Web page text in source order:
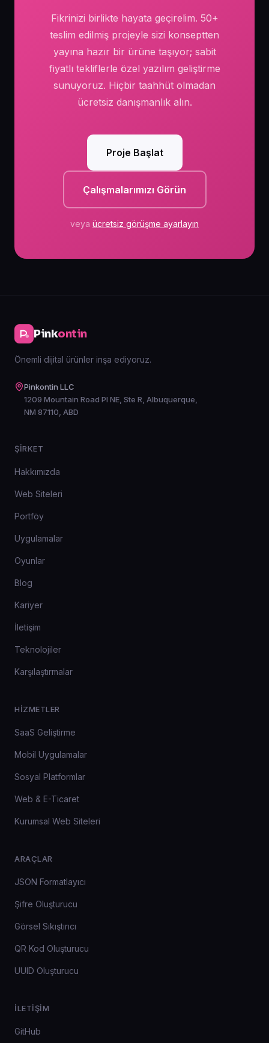
Fikrinizi birlikte hayata geçirelim. 50+
teslim edilmiş projeyle sizi konseptten
yayına hazır bir ürüne taşıyor; sabit
fiyatlı tekliflerle özel yazılım geliştirme
sunuyoruz. Hiçbir taahhüt olmadan
ücretsiz danışmanlık alın.
Proje Başlat
Çalışmalarımızı Görün
veya ücretsiz görüşme ayarlayın
Pinkontin
Önemli dijital ürünler inşa ediyoruz.
Pinkontin LLC
1209 Mountain Road Pl NE, Ste R, Albuquerque,
NM 87110, ABD
ŞIRKET
Hakkımızda
Web Siteleri
Portföy
Uygulamalar
Oyunlar
Blog
Kariyer
İletişim
Teknolojiler
Karşılaştırmalar
HIZMETLER
SaaS Geliştirme
Mobil Uygulamalar
Sosyal Platformlar
Web & E-Ticaret
Kurumsal Web Siteleri
ARAÇLAR
JSON Formatlayıcı
Şifre Oluşturucu
Görsel Sıkıştırıcı
QR Kod Oluşturucu
UUID Oluşturucu
İLETIŞIM
GitHub